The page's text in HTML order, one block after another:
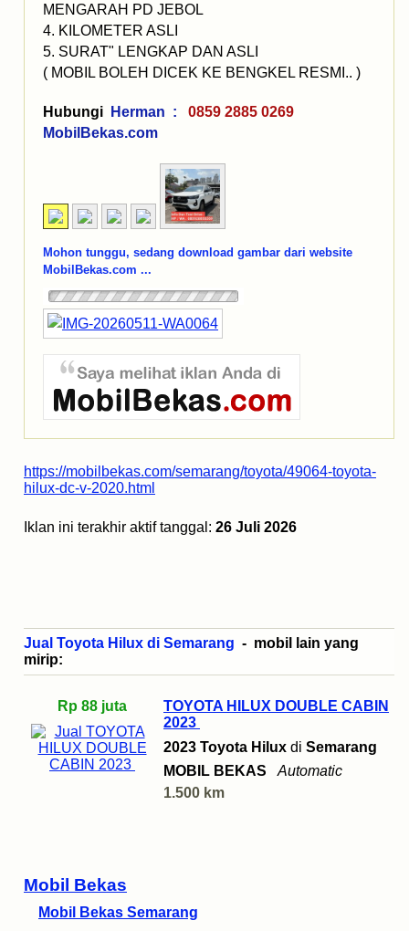
Mobil Bekas
Mobil Bekas Semarang
MENGARAH PD JEBOL
4. KILOMETER ASLI
5. SURAT" LENGKAP DAN ASLI
( MOBIL BOLEH DICEK KE BENGKEL RESMI.. )
Hubungi Herman :
0859 2885 0269
MobilBekas.com
Mohon tunggu, sedang download gambar dari website
MobilBekas.com ...
https://mobilbekas.com/semarang/toyota/49064-toyota-
hilux-dc-v-2020.html
Iklan ini terakhir aktif tanggal: 26 Juli 2026
Jual Toyota Hilux di Semarang - mobil lain yang
mirip:
Rp 88 juta
TOYOTA HILUX DOUBLE CABIN
2023
2023 Toyota Hilux di Semarang
MOBIL BEKAS
Automatic
1.500 km